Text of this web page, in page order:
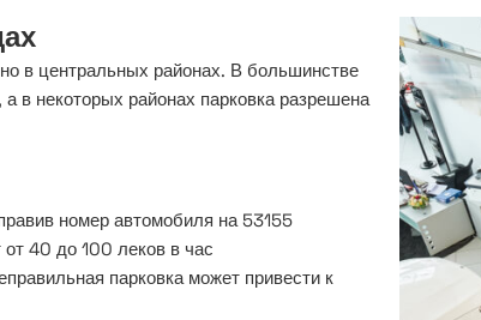
в центральных районах. В большинстве
в некоторых районах парковка разрешена
номер автомобиля на 53155
40 до 100 леков в час
парковка может привести к